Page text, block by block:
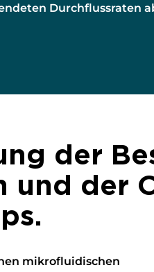
Durchflussraten
der
und der
mikrofluidischen